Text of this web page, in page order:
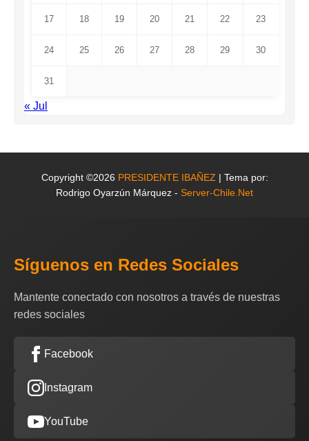
17 18 19 20 21 22 23
24 25 26 27 28 29 30
31
« Jul
Copyright ©2026 PRESIDENTE IBAÑEZ | Tema por:
Rodrigo Oyarzún Márquez - Server-Chile.Net
Síguenos en Redes Sociales
Mantente conectado con nosotros a través de nuestras
redes sociales
Facebook
Instagram
YouTube